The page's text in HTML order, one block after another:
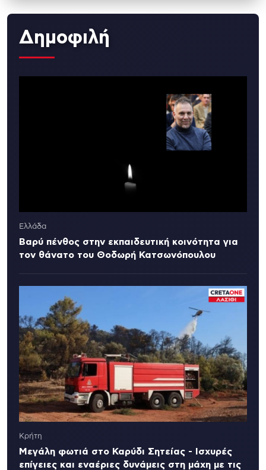
Δημοφιλή
Ελλάδα
Βαρύ πένθος στην εκπαιδευτική κοινότητα για
τον θάνατο του Θοδωρή Κατσωνόπουλου
Κρήτη
Μεγάλη φωτιά στο Καρύδι Σητείας - Ισχυρές
επίγειες και εναέριες δυνάμεις στη μάχη με τις